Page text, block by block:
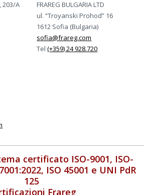
203/A
FRAREG BULGARIA LTD
ul. “Troyanski Prohod” 16
1612 Sofia (Bulgaria)
sofia@frareg.com
Tel(+359) 24 928.720
certificato ISO-9001, ISO-
ISO 45001 e UNI PdR
125
Frareg